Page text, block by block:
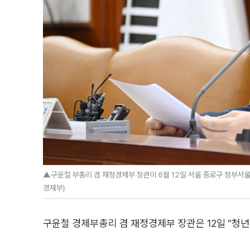
▲구윤철 부총리 겸 재정경제부 장관이 6월 12일 서울 종로구 정부서
경제부)
구윤철 경제부총리 겸 재정경제부 장관은 12일 "청